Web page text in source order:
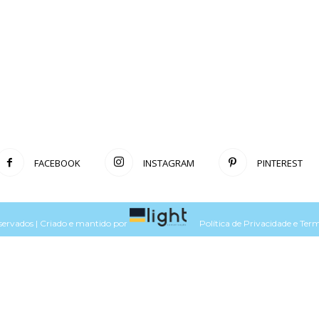
FACEBOOK INSTAGRAM PINTEREST
| Criado e mantido por Política de Privacidade e